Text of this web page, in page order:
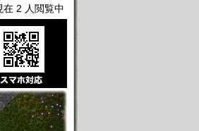
在 2 人閲覧中